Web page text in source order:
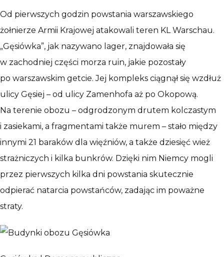
Od pierwszych godzin powstania warszawskiego
żołnierze Armii Krajowej atakowali teren KL Warschau.
„Gęsiówka”, jak nazywano lager, znajdowała się
w zachodniej części morza ruin, jakie pozostały
po warszawskim getcie. Jej kompleks ciągnął się wzdłuż
ulicy Gęsiej – od ulicy Zamenhofa aż po Okopową.
Na terenie obozu – odgrodzonym drutem kolczastym
i zasiekami, a fragmentami także murem – stało między
innymi 21 baraków dla więźniów, a także dziesięć wież
strażniczych i kilka bunkrów. Dzięki nim Niemcy mogli
przez pierwszych kilka dni powstania skutecznie
odpierać natarcia powstańców, zadając im poważne
straty.